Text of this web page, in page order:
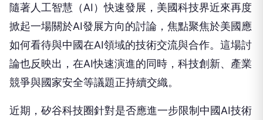
隨著人工智慧（AI）快速發展，美國科技界近來再度
掀起一場關於AI發展方向的討論，焦點聚焦於美國應
如何看待與中國在AI領域的技術交流與合作。這場討
論也反映出，在AI快速演進的同時，科技創新、產業
競爭與國家安全等議題正持續交織。
近期，矽谷科技圈針對是否應進一步限制中國AI技術